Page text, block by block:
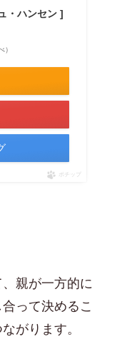
・ハンセン ]
ポチップ
親が一方的に
って決めるこ
がります。